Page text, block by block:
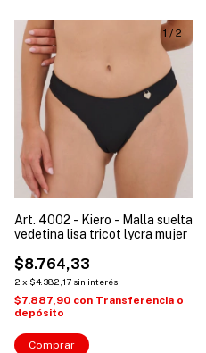
1 / 2
Art. 4002 - Kiero - Malla suelta
vedetina lisa tricot lycra mujer
$8.764,33
2 x $4.382,17 sin interés
$7.887,90 con Transferencia o
depósito
Comprar